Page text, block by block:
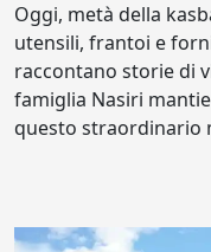
Oggi, metà della
utensili, frantoi e
raccontano storie di
famiglia Nasiri
questo straordinario